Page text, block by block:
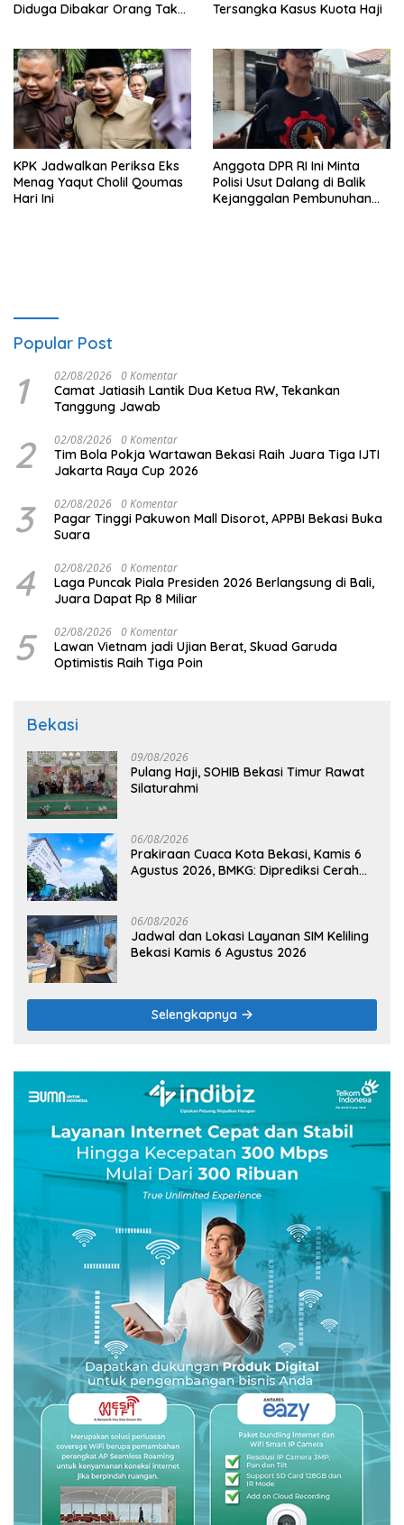
Diduga Dibakar Orang Tak
Tersangka Kasus Kuota Haji
KPK Jadwalkan Periksa Eks
Menag Yaqut Cholil Qoumas
Hari Ini
Anggota DPR RI Ini Minta
Polisi Usut Dalang di Balik
Kejanggalan Pembunuhan
Popular Post
1 02/08/2026 0 Komentar
Camat Jatiasih Lantik Dua Ketua RW, Tekankan
Tanggung Jawab
2 02/08/2026 0 Komentar
Tim Bola Pokja Wartawan Bekasi Raih Juara Tiga IJTI
Jakarta Raya Cup 2026
3 02/08/2026 0 Komentar
Pagar Tinggi Pakuwon Mall Disorot, APPBI Bekasi Buka
Suara
4 02/08/2026 0 Komentar
Laga Puncak Piala Presiden 2026 Berlangsung di Bali,
Juara Dapat Rp 8 Miliar
5 02/08/2026 0 Komentar
Lawan Vietnam jadi Ujian Berat, Skuad Garuda
Optimistis Raih Tiga Poin
Bekasi
09/08/2026
Pulang Haji, SOHIB Bekasi Timur Rawat
Silaturahmi
06/08/2026
Prakiraan Cuaca Kota Bekasi, Kamis 6
Agustus 2026, BMKG: Diprediksi Cerah
06/08/2026
Jadwal dan Lokasi Layanan SIM Keliling
Bekasi Kamis 6 Agustus 2026
Selengkapnya